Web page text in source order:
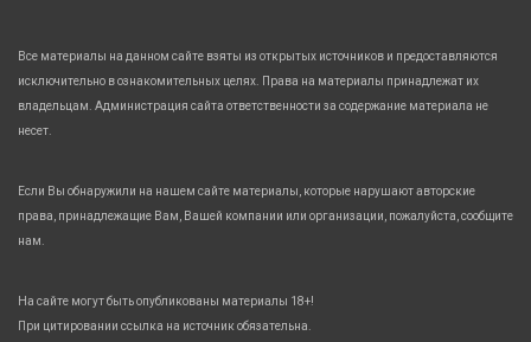
Все материалы на данном сайте взяты из открытых источников и предоставляются
исключительно в ознакомительных целях. Права на материалы принадлежат их
владельцам. Администрация сайта ответственности за содержание материала не
несет.
Если Вы обнаружили на нашем сайте материалы, которые нарушают авторские
права, принадлежащие Вам, Вашей компании или организации, пожалуйста, сообщите
нам.
На сайте могут быть опубликованы материалы 18+!
При цитировании ссылка на источник обязательна.